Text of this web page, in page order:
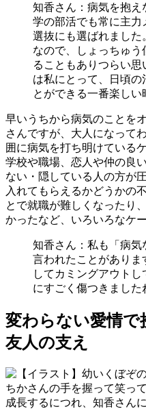
知香さん：病気を抱え
学の部活でも常に主力
選抜にも選ばれました
なので、しょっちゅ
ることもありつらい
は私にとって、日頃の
とができる一番楽しい
早いうちから病気のことを
さんですが、大人になって
囲に病気を打ち明けている
学校や職場、恋人や仲の良
ない・隠している人の方が
入れてもらえるかどうかの
とで就職が難しくなったり
かったなど、いろいろなケ
知香さん：私も「病気
言われたことがありま
してカミングアウト
にすごく傷つきました
変わらない愛情で
友人の支え
成長するにつれ、知香さん